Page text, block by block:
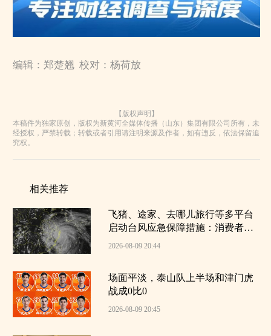
编辑：郑楚翘 校对：杨荷放
【版权声明】
本稿件为独家原创，版权为新黄河全媒体传播（山东）集团有限公司所有，未
经授权，严禁转载；转载或者引用请注明来源及作者，如有违反，依法保留追
究权。
相关推荐
飞猪、途家、去哪儿旅行等多平台
启动台风应急保障措施：消费者如
受台风影响被迫取消或改变行程，
2026-08-09 20:44
场面平淡，泰山队上半场和津门虎
战成0比0
2026-08-09 20:45